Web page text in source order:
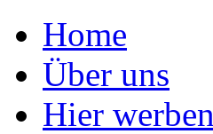
Home
Über uns
Hier werben